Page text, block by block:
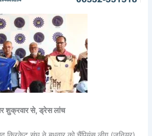
शुक्रवार से, ड्रेस लांच